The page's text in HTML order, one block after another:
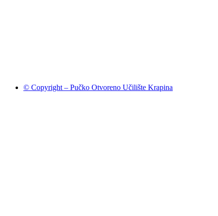
© Copyright – Pučko Otvoreno Učilište Krapina